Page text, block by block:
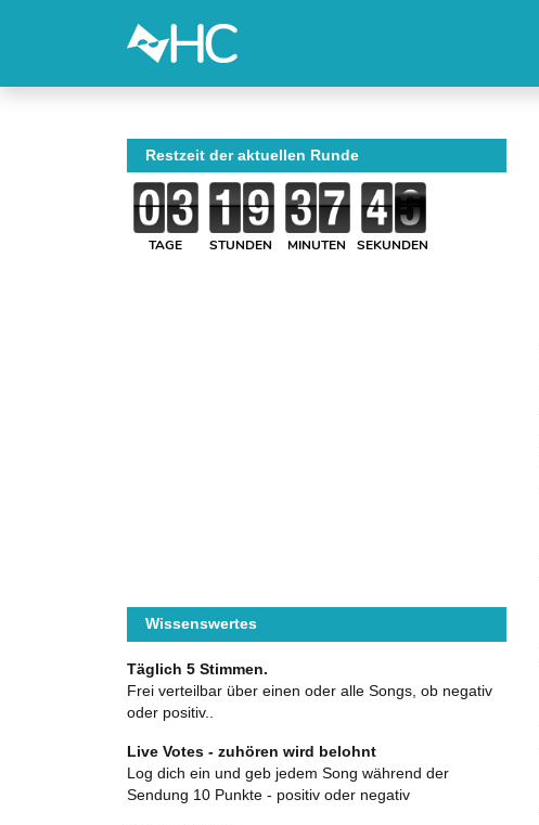
Restzeit der aktuellen Runde
TAGE STUNDEN MINUTEN SEKUNDEN
Wissenswertes
Täglich 5 Stimmen.
Frei verteilbar über einen oder alle Songs, ob negativ
oder positiv..
Live Votes - zuhören wird belohnt
Log dich ein und geb jedem Song während der
Sendung 10 Punkte - positiv oder negativ